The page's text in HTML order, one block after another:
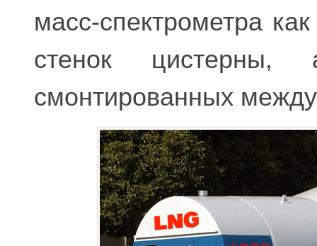
масс-спектрометра
стенок цистерны,
смонтированных